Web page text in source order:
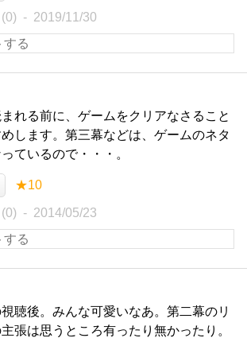
2019/11/30
れる前に、ゲームをクリアなさること
します。第三幕などは、ゲームのネタ
ているので・・・。
★10
2014/05/23
聴後。みんな可愛いなあ。第二幕のリ
張は思うところ有ったり無かったり。